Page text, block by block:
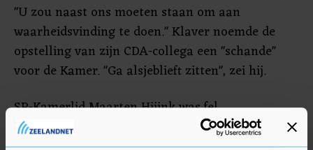
"U zou naast ons moeten staan om aan
waarheidsvinding te doen." Klaver noemde de
opstelling van zijn CDA-collega een "schande"
voor de Kamer. "Ga alsjeblieft zitten", zei hij.
SP-Kamerlid Maarten Hijink was fel.
"Ambtenaren zeiden: het zijn een stelletje